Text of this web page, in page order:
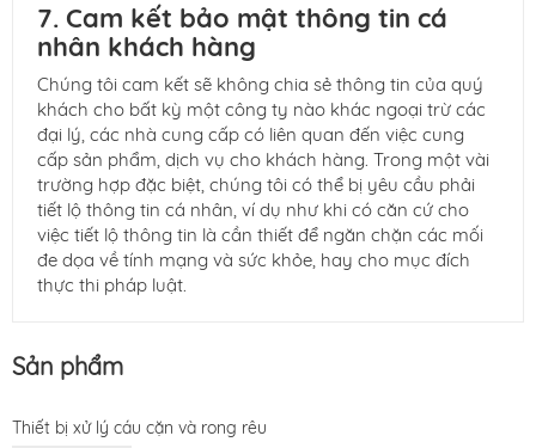
7. Cam kết bảo mật thông tin cá
nhân khách hàng
Chúng tôi cam kết sẽ không chia sẻ thông tin của quý
khách cho bất kỳ một công ty nào khác ngoại trừ các
đại lý, các nhà cung cấp có liên quan đến việc cung
cấp sản phẩm, dịch vụ cho khách hàng. Trong một vài
trường hợp đặc biệt, chúng tôi có thể bị yêu cầu phải
tiết lộ thông tin cá nhân, ví dụ như khi có căn cứ cho
việc tiết lộ thông tin là cần thiết để ngăn chặn các mối
đe dọa về tính mạng và sức khỏe, hay cho mục đích
thực thi pháp luật.
Sản phẩm
Thiết bị xử lý cáu cặn và rong rêu